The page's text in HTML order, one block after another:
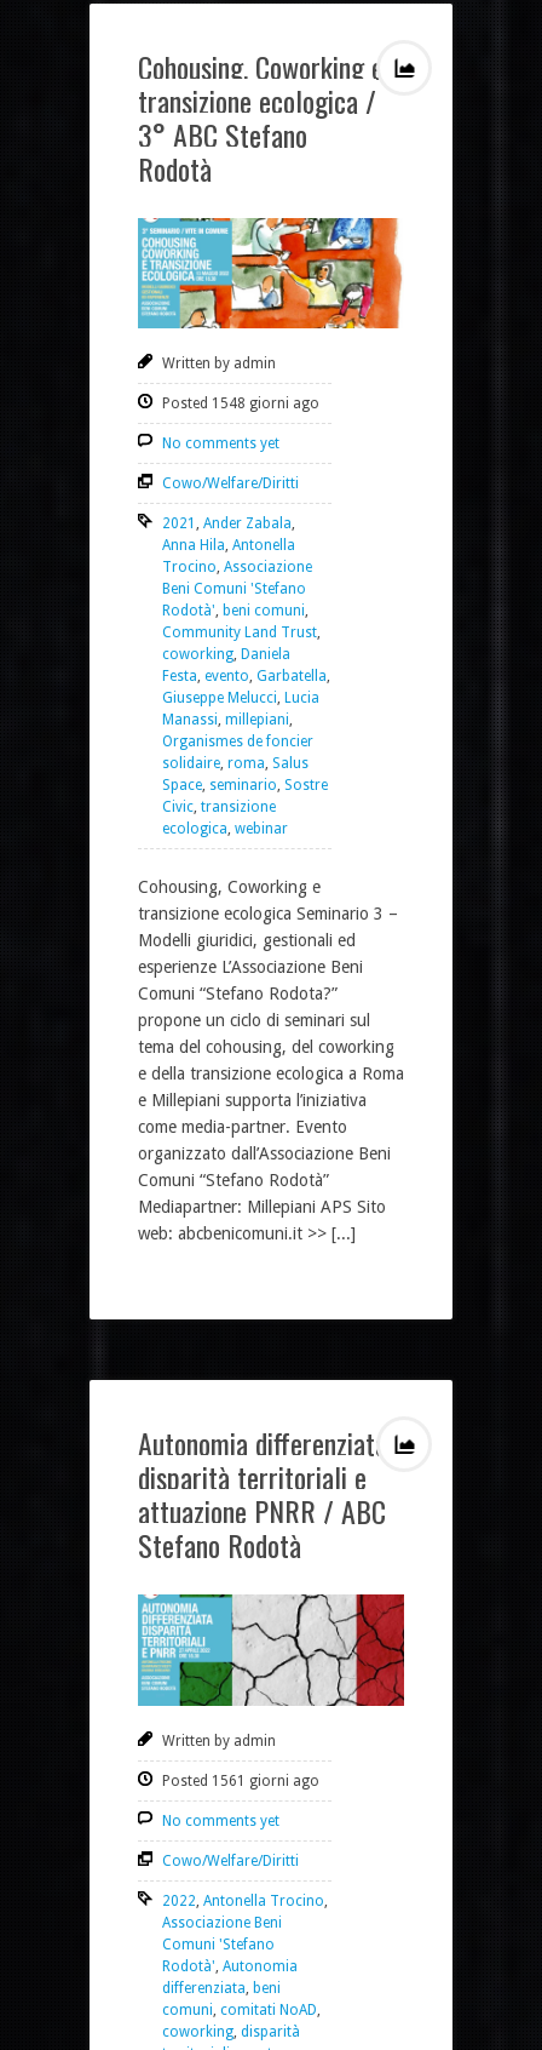
Cohousing, Coworking e
transizione ecologica /
3° ABC Stefano
Rodotà
Written by admin
Posted 1548 giorni ago
No comments yet
Cowo/Welfare/Diritti
2021 , Ander Zabala,
Anna Hila, Antonella
Trocino, Associazione
Beni Comuni 'Stefano
Rodotà', beni comuni,
Community Land Trust,
coworking, Daniela
Festa, evento, Garbatella,
Giuseppe Melucci, Lucia
Manassi, millepiani,
Organismes de foncier
solidaire, roma, Salus
Space, seminario, Sostre
Civic, transizione
ecologica, webinar
Cohousing, Coworking e
transizione ecologica Seminario 3 –
Modelli giuridici, gestionali ed
esperienze L’Associazione Beni
Comuni “Stefano Rodota?”
propone un ciclo di seminari sul
tema del cohousing, del coworking
e della transizione ecologica a Roma
e Millepiani supporta l’iniziativa
come media-partner. Evento
organizzato dall’Associazione Beni
Comuni “Stefano Rodotà”
Mediapartner: Millepiani APS Sito
web: abcbenicomuni.it >> [...]
Autonomia differenziata,
disparità territoriali e
attuazione PNRR / ABC
Stefano Rodotà
Written by admin
Posted 1561 giorni ago
No comments yet
Cowo/Welfare/Diritti
2022, Antonella Trocino,
Associazione Beni
Comuni 'Stefano
Rodotà', Autonomia
differenziata, beni
comuni, comitati NoAD,
coworking, disparità